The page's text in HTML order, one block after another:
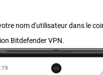
nom d'utilisateur dans le
Bitdefender VPN.